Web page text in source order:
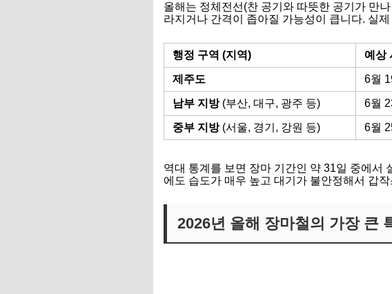
올해는 정체전선(찬 공기와 따뜻한 공기가 만
라지거나 간격이 좁아질 가능성이 큽니다. 실
행정 구역 (지역) 예상
제주도 6월
남부 지방(부산, 대구, 광주 등) 6월
중부 지방(서울, 경기, 강원 등) 6월
역대 통계를 보면 장마 기간인 약 31일 중에서
에도 습도가 매우 높고 대기가 불안정해서 갑
2026년 올해 장마철의 가장 큰